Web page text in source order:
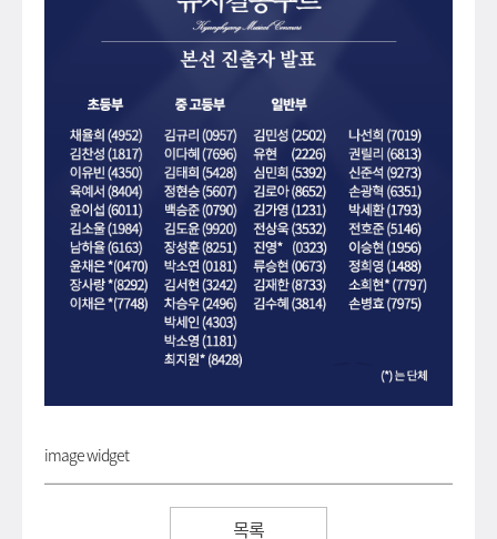
image widget
목록